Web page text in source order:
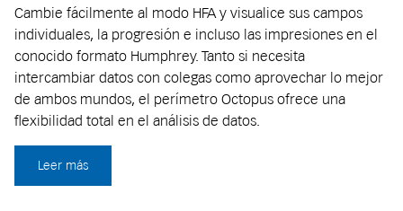
Cambie fácilmente al modo HFA y visualice sus campos
individuales, la progresión e incluso las impresiones en el
conocido formato Humphrey. Tanto si necesita
intercambiar datos con colegas como aprovechar lo mejor
de ambos mundos, el perímetro Octopus ofrece una
flexibilidad total en el análisis de datos.
Leer más